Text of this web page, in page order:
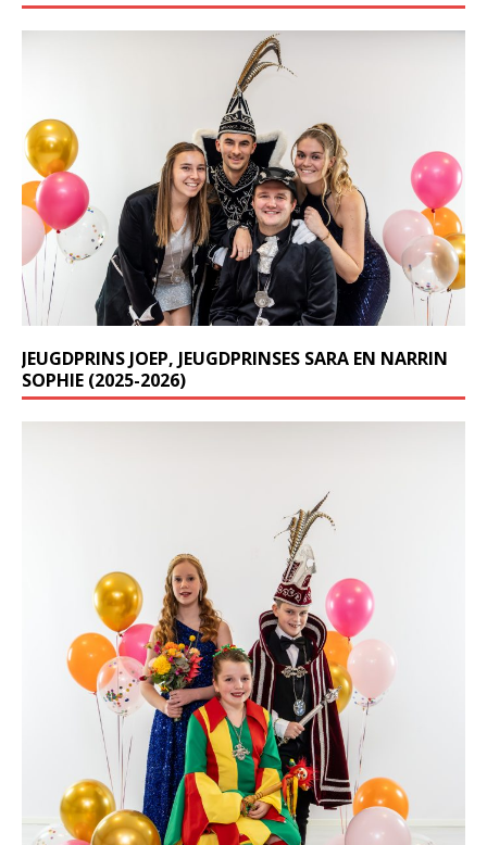
JEUGDPRINS JOEP, JEUGDPRINSES SARA EN NARRIN
SOPHIE (2025-2026)